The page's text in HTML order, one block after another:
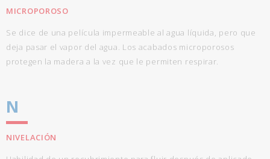
MICROPOROSO
Se dice de una película impermeable al agua líquida, pero que
deja pasar el vapor del agua. Los acabados microporosos
protegen la madera a la vez que le permiten respirar.
N
NIVELACIÓN